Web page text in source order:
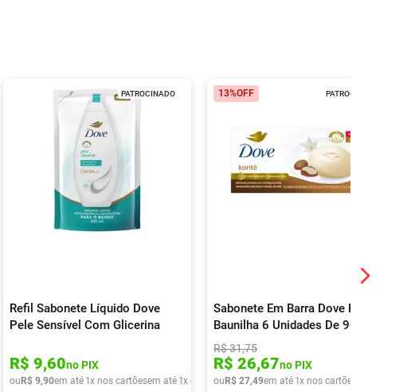
R$ 31,75
PATROCINADO
Refil Sabonete Líquido Dove
Pele Sensível Com Glicerina
R$ 9,60no PIX
ou R$ 9,90em até 1x nos cartõesem até 1x de R$ 9, 90
PATROCINADO
13%OFF
Sabonete Em Barra Dove Karité E
Baunilha 6 Unidades De 90g
R$31,75
R$ 26,67no PIX
ou R$ 27,49em até 1x nos cartões